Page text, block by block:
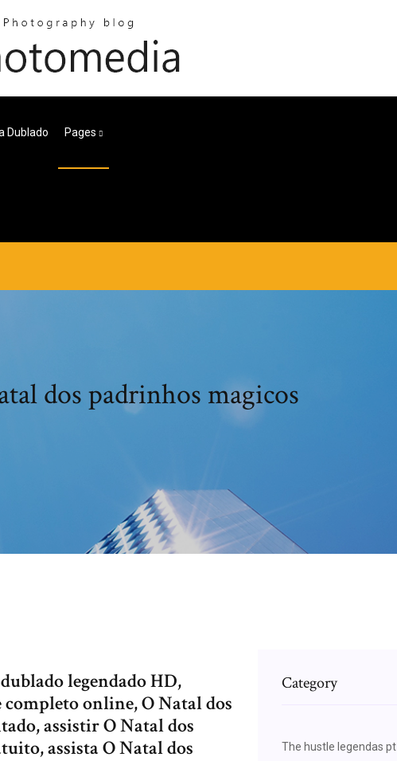
Dublado Pages
dos padrinhos magicos
legendado HD,
online, O Natal dos
assistir O Natal dos
assista O Natal dos
Category
The hustle legendas pt